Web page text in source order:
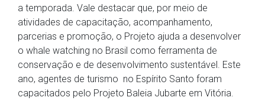
a temporada. Vale destacar que, por meio de
atividades de capacitação, acompanhamento,
parcerias e promoção, o Projeto ajuda a desenvolver
o whale watching no Brasil como ferramenta de
conservação e de desenvolvimento sustentável. Este
ano, agentes de turismo no Espírito Santo foram
capacitados pelo Projeto Baleia Jubarte em Vitória.